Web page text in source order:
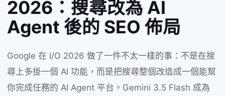
2026：搜尋改為 AI
Agent 後的 SEO 佈局
Google 在 I/O 2026 做了一件不太一樣的事：不是在搜
尋上多掛一個 AI 功能，而是把搜尋整個改造成一個能幫
你完成任務的 AI Agent 平台。Gemini 3.5 Flash 成為